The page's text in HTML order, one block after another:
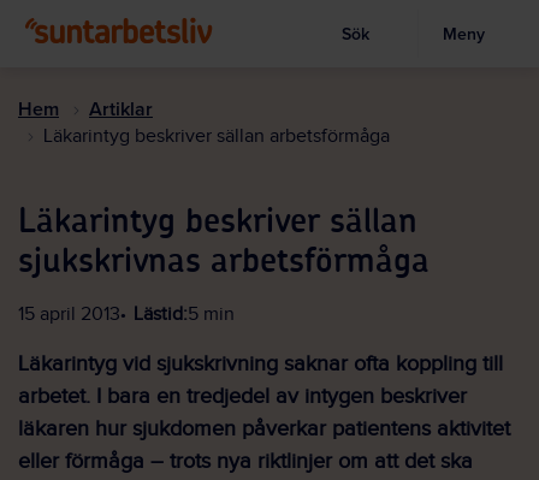
huvudinnehållet
Visa sökruta
Sök Meny
Hem Artiklar
Läkarintyg beskriver sällan arbetsförmåga
Läkarintyg beskriver sällan
sjukskrivnas arbetsförmåga
15 april 2013 Lästid:5 min
Läkarintyg vid sjukskrivning saknar ofta koppling till
arbetet. I bara en tredjedel av intygen beskriver
läkaren hur sjukdomen påverkar patientens aktivitet
eller förmåga – trots nya riktlinjer om att det ska